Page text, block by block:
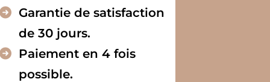
Garantie de satisfaction
de 30 jours.
Paiement en 4 fois
possible.